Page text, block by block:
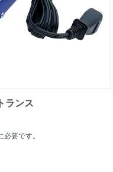
ランス
要です。